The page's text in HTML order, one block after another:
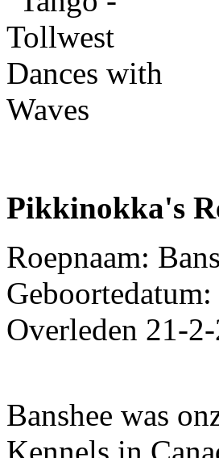
Pikkinokka's
Roepnaam:
Overleden 21-
Banshee was
Kennels in